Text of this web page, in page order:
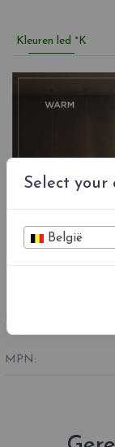
Select your
België
Kleuren led °K
MPN: